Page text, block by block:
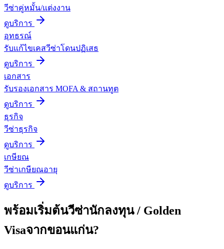
วีซ่าคู่หมั้น/แต่งงาน
ดูบริการ
อุทธรณ์
รับแก้ไขเคสวีซ่าโดนปฏิเสธ
ดูบริการ
เอกสาร
รับรองเอกสาร MOFA & สถานทูต
ดูบริการ
ธุรกิจ
วีซ่าธุรกิจ
ดูบริการ
เกษียณ
วีซ่าเกษียณอายุ
ดูบริการ
พร้อมเริ่มต้นวีซ่านักลงทุน / Golden
Visaจากขอนแก่น?